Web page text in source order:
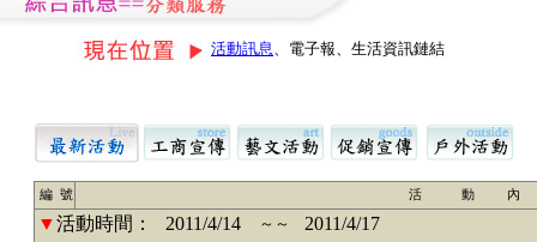
活動訊息、電子報、生活資訊鏈結
編 號 活 動 內
▼活動時間： 2011/4/14 ～～
2011/4/17